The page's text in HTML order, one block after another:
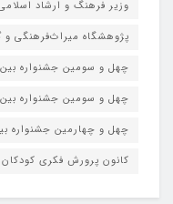
وزیر فرهنگ و ارشاد
پژوهشگاه میراث‌فرهنگی
چهل و سومین جشنواره بین
چهل و سومین جشنواره
چهل و چهارمین جشنواره
کانون پرورش فکری کودکان